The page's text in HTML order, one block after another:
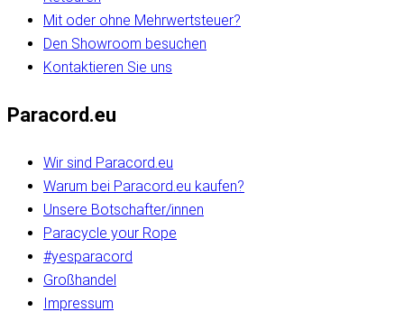
Mit oder ohne Mehrwertsteuer?
Den Showroom besuchen
Kontaktieren Sie uns
Paracord.eu
Wir sind Paracord.eu
Warum bei Paracord.eu kaufen?
Unsere Botschafter/innen
Paracycle your Rope
#yesparacord
Großhandel
Impressum